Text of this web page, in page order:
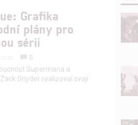
Grafika
plány pro
sérii
6
Supermana a
Snyder realizoval svoji